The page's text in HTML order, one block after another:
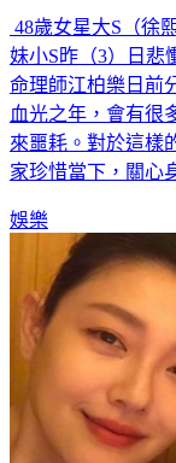
48歲女星大S（徐
妹小S昨（3）日悲
命理師江柏樂日前
血光之年，會有很
來噩耗。對於這樣